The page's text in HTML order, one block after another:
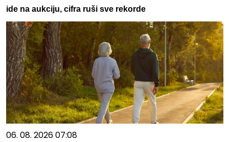
ide na aukciju, cifra ruši sve rekorde
06. 08. 2026 07:08